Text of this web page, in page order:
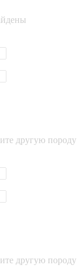
другую породу
другую породу